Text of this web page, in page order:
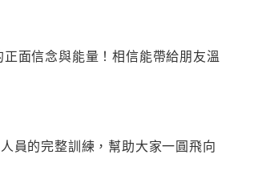
面信念與能量！相信能帶給朋友溫
員的完整訓練，幫助大家一圓飛向